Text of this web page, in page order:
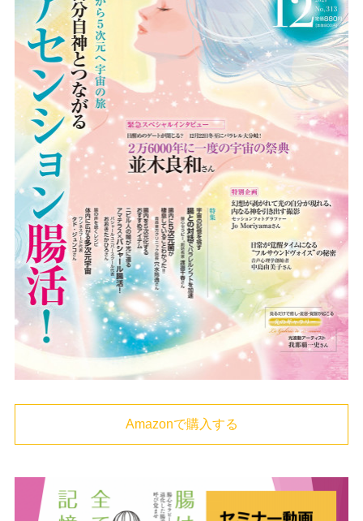
Amazonで購入する